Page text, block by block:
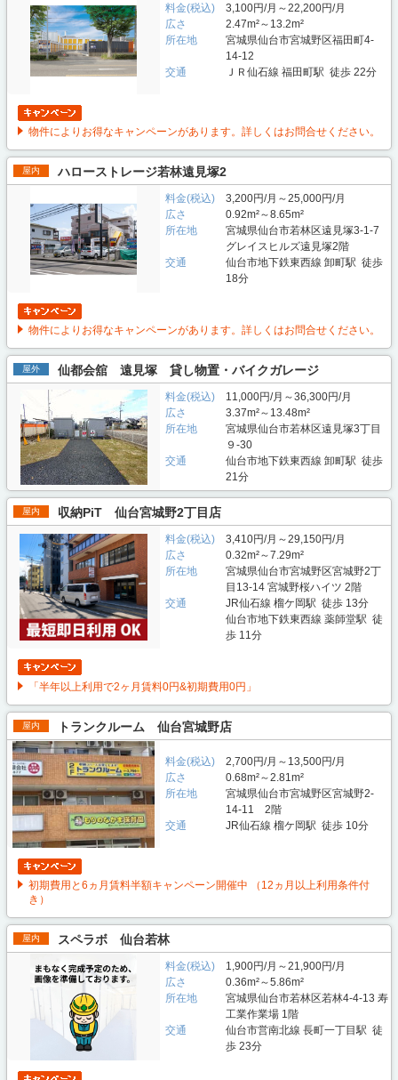
料金(税込)
3,100円/月～22,200円/月
広さ
2.47m²～13.2m²
所在地
宮城県仙台市宮城野区福田町4-
14-12
交通
ＪＲ仙石線 福田町駅 徒歩 22分
物件によりお得なキャンペーンがあります。詳しくはお問合せください。
屋内 ハローストレージ若林遠見塚2
料金(税込)
3,200円/月～25,000円/月
広さ
0.92m²～8.65m²
所在地
宮城県仙台市若林区遠見塚3-1-7
グレイスヒルズ遠見塚2階
交通
仙台市地下鉄東西線 卸町駅 徒歩
18分
物件によりお得なキャンペーンがあります。詳しくはお問合せください。
屋外 仙都会舘 遠見塚 貸し物置・バイクガレージ
料金(税込)
11,000円/月～36,300円/月
広さ
3.37m²～13.48m²
所在地
宮城県仙台市若林区遠見塚3丁目
９-30
交通
仙台市地下鉄東西線 卸町駅 徒歩
21分
屋内 収納PiT 仙台宮城野2丁目店
料金(税込)
3,410円/月～29,150円/月
広さ
0.32m²～7.29m²
所在地
宮城県仙台市宮城野区宮城野2丁
目13-14 宮城野桜ハイツ 2階
交通
JR仙石線 榴ケ岡駅 徒歩 13分
仙台市地下鉄東西線 薬師堂駅 徒
歩 11分
「半年以上利用で2ヶ月賃料0円&初期費用0円」
屋内 トランクルーム 仙台宮城野店
料金(税込)
2,700円/月～13,500円/月
広さ
0.68m²～2.81m²
所在地
宮城県仙台市宮城野区宮城野2-
14-11 2階
交通
JR仙石線 榴ケ岡駅 徒歩 10分
初期費用と6ヵ月賃料半額キャンペーン開催中 （12ヵ月以上利用条件付
き）
屋内 スペラボ 仙台若林
料金(税込)
1,900円/月～21,900円/月
広さ
0.36m²～5.86m²
所在地
宮城県仙台市若林区若林4-4-13 寿
工業作業場 1階
交通
仙台市営南北線 長町一丁目駅 徒
歩 23分